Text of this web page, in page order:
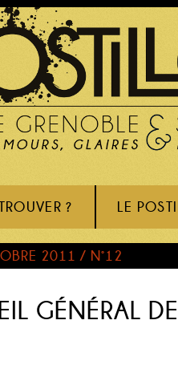
? LE
2011 / N°12
GÉNÉRAL DE